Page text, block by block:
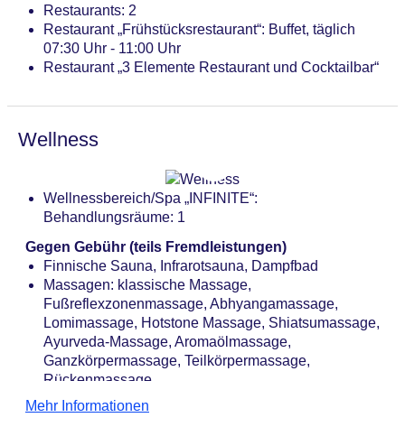
Restaurants: 2
Restaurant „Frühstücksrestaurant“: Buffet, täglich
07:30 Uhr - 11:00 Uhr
Restaurant „3 Elemente Restaurant und Cocktailbar“
Wellness
Wellnessbereich/Spa „INFINITE“:
Behandlungsräume: 1
Gegen Gebühr (teils Fremdleistungen)
Finnische Sauna, Infrarotsauna, Dampfbad
Massagen: klassische Massage,
Fußreflexzonenmassage, Abhyangamassage,
Lomimassage, Hotstone Massage, Shiatsumassage,
Ayurveda-Massage, Aromaölmassage,
Ganzkörpermassage, Teilkörpermassage,
Rückenmassage
Beauty-/Kosmetikcenter „INFINITE“,
Beauty-/Kosmetikanwendungen:
Mehr Informationen